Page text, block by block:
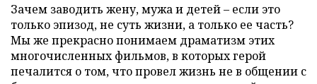
Зачем заводить жену, мужа и детей – если это
только эпизод, не суть жизни, а только ее часть?
Мы же прекрасно понимаем драматизм этих
многочисленных фильмов, в которых герой
печалится о том, что провел жизнь не в общении с